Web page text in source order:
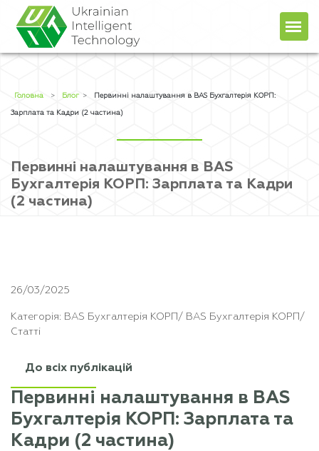
Про компанiю
Продукти
Прайс
+38 (044) 451-78-49
+38 (067) 236-48-96
client@uit.kiev.ua
Головна > Блог > Первинні налаштування в BAS Бухгалтерія КОРП:
Зарплата та Кадри (2 частина)
Первинні налаштування в BAS
Бухгалтерія КОРП: Зарплата та Кадри
(2 частина)
26/03/2025
Категорія: BAS Бухгалтерія КОРП/ BAS Бухгалтерія КОРП/
Статті
До всіх публікацій
Первинні налаштування в BAS
Бухгалтерія КОРП: Зарплата та
Кадри (2 частина)